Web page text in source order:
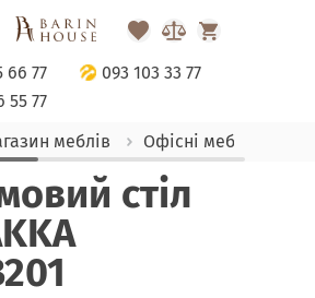
66 77
093 103 33 77
55 77
меблів
Офісні меблі
стіл